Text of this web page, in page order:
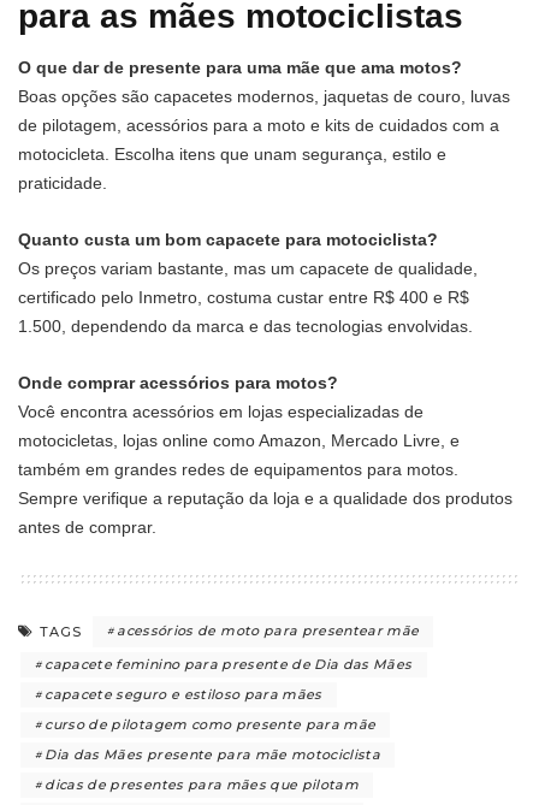
para as mães motociclistas
O que dar de presente para uma mãe que ama motos?
Boas opções são capacetes modernos, jaquetas de couro, luvas
de pilotagem, acessórios para a moto e kits de cuidados com a
motocicleta. Escolha itens que unam segurança, estilo e
praticidade.
Quanto custa um bom capacete para motociclista?
Os preços variam bastante, mas um capacete de qualidade,
certificado pelo Inmetro, costuma custar entre R$ 400 e R$
1.500, dependendo da marca e das tecnologias envolvidas.
Onde comprar acessórios para motos?
Você encontra acessórios em lojas especializadas de
motocicletas, lojas online como Amazon, Mercado Livre, e
também em grandes redes de equipamentos para motos.
Sempre verifique a reputação da loja e a qualidade dos produtos
antes de comprar.
TAGS
acessórios de moto para presentear mãe
capacete feminino para presente de Dia das Mães
capacete seguro e estiloso para mães
curso de pilotagem como presente para mãe
Dia das Mães presente para mãe motociclista
dicas de presentes para mães que pilotam